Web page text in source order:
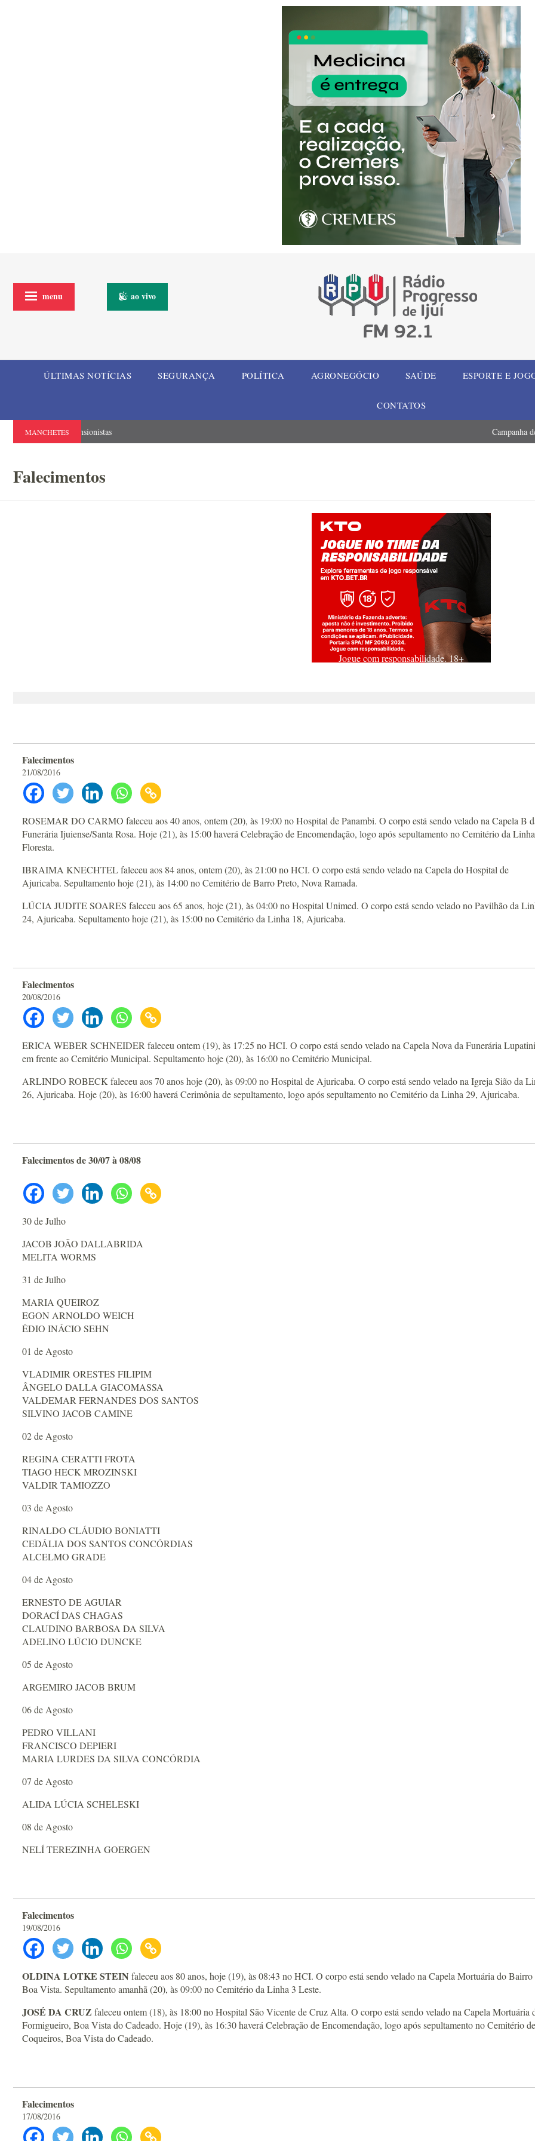
menu ao vivo
ÚLTIMAS NOTÍCIAS SEGURANÇA POLÍTICA AGRONEGÓCIO SAÚDE ESPORTE E
CONTATOS
MANCHETES Campanha de doação de sangue será realizada neste sábado no Hospital de Três Passos
Falecimentos
Jogue com responsabilidade. 18+
Falecimentos
21/08/2016
ROSEMAR DO CARMO faleceu aos 40 anos, ontem (20), às 19:00 no Hospital de Panambi. O corpo está sendo velado na Capela B
Funerária Ijuiense/Santa Rosa. Hoje (21), às 15:00 haverá Celebração de Encomendação, logo após sepultamento no Cemitério da
Floresta.
IBRAIMA KNECHTEL faleceu aos 84 anos, ontem (20), às 21:00 no HCI. O corpo está sendo velado na Capela do Hospital de
Ajuricaba. Sepultamento hoje (21), às 14:00 no Cemitério de Barro Preto, Nova Ramada.
LÚCIA JUDITE SOARES faleceu aos 65 anos, hoje (21), às 04:00 no Hospital Unimed. O corpo está sendo velado no Pavilhão da
24, Ajuricaba. Sepultamento hoje (21), às 15:00 no Cemitério da Linha 18, Ajuricaba.
Falecimentos
20/08/2016
ERICA WEBER SCHNEIDER faleceu ontem (19), às 17:25 no HCI. O corpo está sendo velado na Capela Nova da Funerária
em frente ao Cemitério Municipal. Sepultamento hoje (20), às 16:00 no Cemitério Municipal.
ARLINDO ROBECK faleceu aos 70 anos hoje (20), às 09:00 no Hospital de Ajuricaba. O corpo está sendo velado na Igreja Sião da
26, Ajuricaba. Hoje (20), às 16:00 haverá Cerimônia de sepultamento, logo após sepultamento no Cemitério da Linha 29, Ajuricaba.
Falecimentos de 30/07 à 08/08
30 de Julho
JACOB JOÃO DALLABRIDA
MELITA WORMS
31 de Julho
MARIA QUEIROZ
EGON ARNOLDO WEICH
ÉDIO INÁCIO SEHN
01 de Agosto
VLADIMIR ORESTES FILIPIM
ÂNGELO DALLA GIACOMASSA
VALDEMAR FERNANDES DOS SANTOS
SILVINO JACOB CAMINE
02 de Agosto
REGINA CERATTI FROTA
TIAGO HECK MROZINSKI
VALDIR TAMIOZZO
03 de Agosto
RINALDO CLÁUDIO BONIATTI
CEDÁLIA DOS SANTOS CONCÓRDIAS
ALCELMO GRADE
04 de Agosto
ERNESTO DE AGUIAR
DORACÍ DAS CHAGAS
CLAUDINO BARBOSA DA SILVA
ADELINO LÚCIO DUNCKE
05 de Agosto
ARGEMIRO JACOB BRUM
06 de Agosto
PEDRO VILLANI
FRANCISCO DEPIERI
MARIA LURDES DA SILVA CONCÓRDIA
07 de Agosto
ALIDA LÚCIA SCHELESKI
08 de Agosto
NELÍ TEREZINHA GOERGEN
Falecimentos
19/08/2016
OLDINA LOTKE STEIN faleceu aos 80 anos, hoje (19), às 08:43 no HCI. O corpo está sendo velado na Capela Mortuária do Bairro
Boa Vista. Sepultamento amanhã (20), às 09:00 no Cemitério da Linha 3 Leste.
JOSÉ DA CRUZ faleceu ontem (18), às 18:00 no Hospital São Vicente de Cruz Alta. O corpo está sendo velado na Capela Mortuária
Formigueiro, Boa Vista do Cadeado. Hoje (19), às 16:30 haverá Celebração de Encomendação, logo após sepultamento no Cemitério de
Coqueiros, Boa Vista do Cadeado.
Falecimentos
17/08/2016